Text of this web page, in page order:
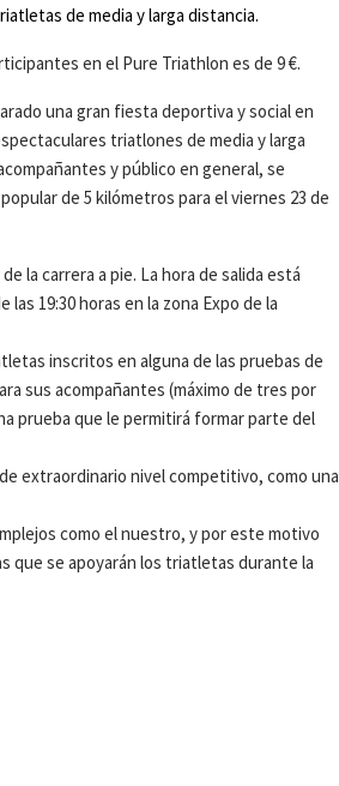
de media y larga distancia.
en el Pure Triathlon es de 9 €.
una gran fiesta deportiva y social en
triatlones de media y larga
y público en general, se
de 5 kilómetros para el viernes 23 de
la carrera a pie. La hora de salida está
19:30 horas en la zona Expo de la
inscritos en alguna de las pruebas de
sus acompañantes (máximo de tres por
prueba que le permitirá formar parte del
extraordinario nivel competitivo, como una
como el nuestro, y por este motivo
que se apoyarán los triatletas durante la